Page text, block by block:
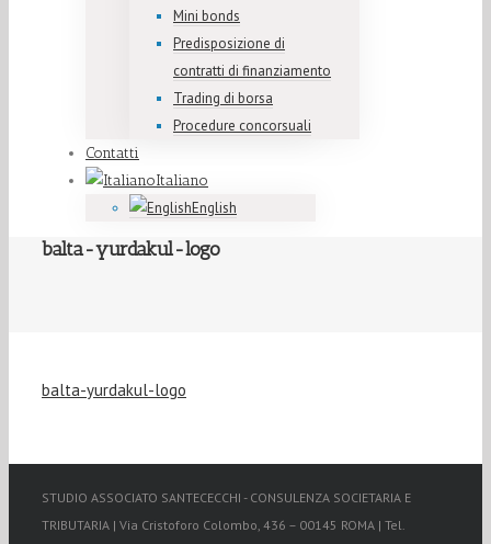
Mini bonds
Predisposizione di
contratti di finanziamento
Trading di borsa
Procedure concorsuali
Contatti
Italiano
English
balta-yurdakul-logo
balta-yurdakul-logo
STUDIO ASSOCIATO SANTECECCHI - CONSULENZA SOCIETARIA E
TRIBUTARIA | Via Cristoforo Colombo, 436 – 00145 ROMA | Tel.